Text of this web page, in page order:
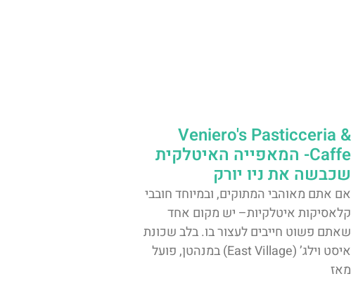
Veniero's Pasticceria &
Caffe- המאפייה האיטלקית
שכבשה את ניו יורק
אם אתם מאוהבי המתוקים, ובמיוחד חובבי
קלאסיקות איטלקיות– יש מקום אחד
שאתם פשוט חייבים לעצור בו. בלב שכונת
איסט וילג’ (East Village) במנהטן, פועל
מאז